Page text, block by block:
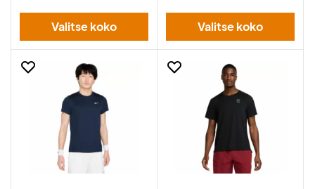
Valitse koko Valitse koko